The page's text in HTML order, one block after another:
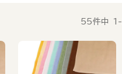
55件中 1 -